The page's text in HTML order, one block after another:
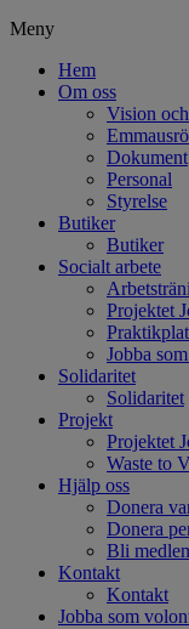
Meny
Hem
Om oss
Vision
Dokument
Personal
Styrelse
Butiker
Butiker
Socialt arbete
Projektet
Jobba
Solidaritet
Solidaritet
Projekt
Projektet
Waste to
Hjälp oss
Donera
Donera
Bli
Kontakt
Kontakt
Jobba som